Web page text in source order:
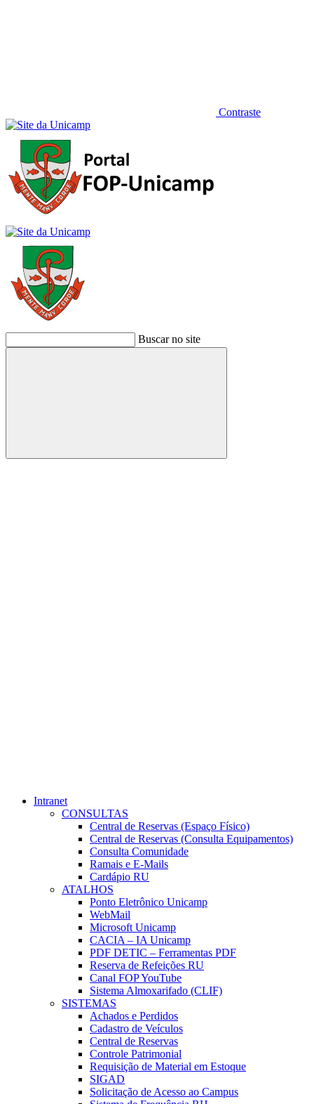
Contraste
Buscar no site
Buscar
Intranet
CONSULTAS
Central de Reservas (Espaço Físico)
Central de Reservas (Consulta Equipamentos)
Consulta Comunidade
Ramais e E-Mails
Cardápio RU
ATALHOS
Ponto Eletrônico Unicamp
WebMail
Microsoft Unicamp
CACIA – IA Unicamp
PDF DETIC – Ferramentas PDF
Reserva de Refeições RU
Canal FOP YouTube
Sistema Almoxarifado (CLIF)
SISTEMAS
Achados e Perdidos
Cadastro de Veículos
Central de Reservas
Controle Patrimonial
Requisição de Material em Estoque
SIGAD
Solicitação de Acesso ao Campus